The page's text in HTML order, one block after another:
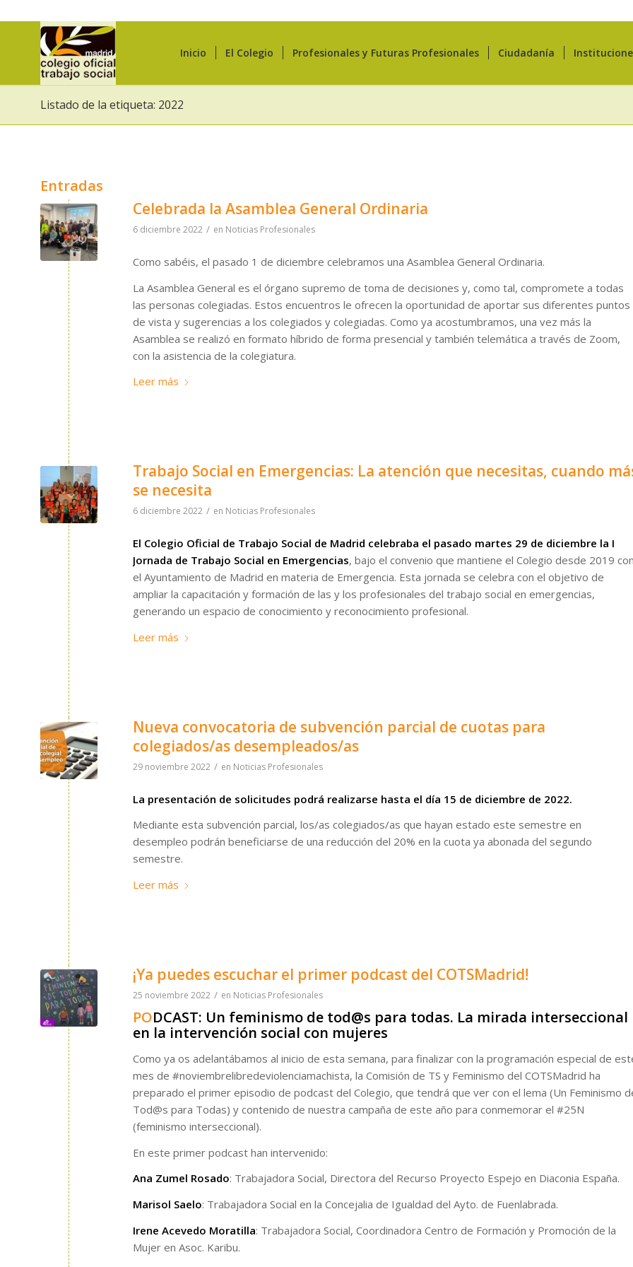
Inicio El Colegio Profesionales y Futuras Profesionales Ciudadanía
Listado de la etiqueta: 2022
Entradas
Celebrada la Asamblea General Ordinaria
6 diciembre 2022 / en Noticias Profesionales
Como sabéis, el pasado 1 de diciembre celebramos una Asamblea General Ordinaria.
La Asamblea General es el órgano supremo de toma de decisiones y, como tal, compromete a todas
las personas colegiadas. Estos encuentros le ofrecen la oportunidad de aportar sus diferentes puntos
de vista y sugerencias a los colegiados y colegiadas. Como ya acostumbramos, una vez más la
Asamblea se realizó en formato híbrido de forma presencial y también telemática a través de Zoom,
con la asistencia de la colegiatura.
Leer más
Trabajo Social en Emergencias: La atención que necesitas, cuando
se necesita
6 diciembre 2022 / en Noticias Profesionales
El Colegio Oficial de Trabajo Social de Madrid celebraba el pasado martes 29 de diciembre la I
Jornada de Trabajo Social en Emergencias, bajo el convenio que mantiene el Colegio desde 2019
el Ayuntamiento de Madrid en materia de Emergencia. Esta jornada se celebra con el objetivo de
ampliar la capacitación y formación de las y los profesionales del trabajo social en emergencias,
generando un espacio de conocimiento y reconocimiento profesional.
Leer más
Nueva convocatoria de subvención parcial de cuotas para
colegiados/as desempleados/as
29 noviembre 2022 / en Noticias Profesionales
La presentación de solicitudes podrá realizarse hasta el día 15 de diciembre de 2022.
Mediante esta subvención parcial, los/as colegiados/as que hayan estado este semestre en
desempleo podrán beneficiarse de una reducción del 20% en la cuota ya abonada del segundo
semestre.
Leer más
¡Ya puedes escuchar el primer podcast del COTSMadrid!
25 noviembre 2022 / en Noticias Profesionales
PODCAST: Un feminismo de tod@s para todas. La mirada interseccional
en la intervención social con mujeres
Como ya os adelantábamos al inicio de esta semana, para finalizar con la programación especial de
mes de #noviembrelibredeviolenciamachista, la Comisión de TS y Feminismo del COTSMadrid ha
preparado el primer episodio de podcast del Colegio, que tendrá que ver con el lema (Un Feminismo
Tod@s para Todas) y contenido de nuestra campaña de este año para conmemorar el #25N
(feminismo interseccional).
En este primer podcast han intervenido:
Ana Zumel Rosado: Trabajadora Social, Directora del Recurso Proyecto Espejo en Diaconia España.
Marisol Saelo: Trabajadora Social en la Concejalia de Igualdad del Ayto. de Fuenlabrada.
Irene Acevedo Moratilla: Trabajadora Social, Coordinadora Centro de Formación y Promoción de la
Mujer en Asoc. Karibu.